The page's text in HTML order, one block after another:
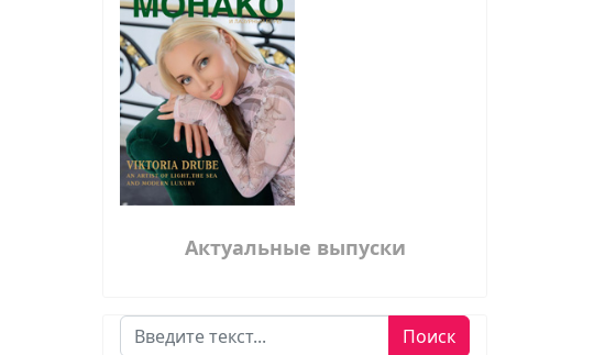
Актуальные выпуски
Поиск Поиск